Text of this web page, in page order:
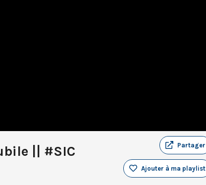
|| #SIC
Partager
Ajouter à ma playlist